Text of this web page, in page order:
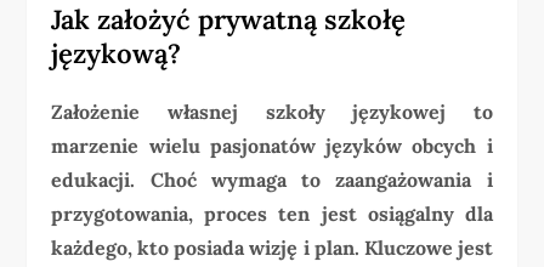
Jak założyć prywatną szkołę
językową?
Założenie własnej szkoły językowej to
marzenie wielu pasjonatów języków obcych i
edukacji. Choć wymaga to zaangażowania i
przygotowania, proces ten jest osiągalny dla
każdego, kto posiada wizję i plan. Kluczowe jest